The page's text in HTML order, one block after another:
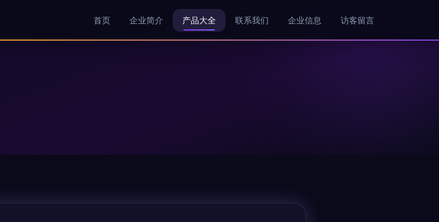
首页 企业简介 产品大全 联系我们 企业信息 访客留言